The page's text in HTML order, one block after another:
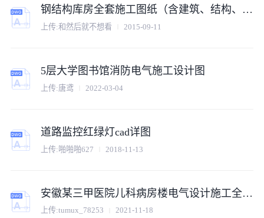
钢结构库房全套施工图纸（含建筑、结构、电气、暖通）
上传:和然后就不想看 2015-09-11
5层大学图书馆消防电气施工设计图
上传:唐鸢 2022-03-04
道路监控红绿灯cad详图
上传:啪啪啪627 2018-11-13
安徽某三甲医院儿科病房楼电气设计施工全套图纸
上传:tumux_78253 2021-11-18